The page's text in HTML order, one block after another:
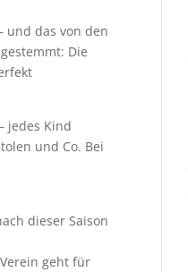
und das von den
Die
jedes Kind
und Co. Bei
dieser Saison
geht für